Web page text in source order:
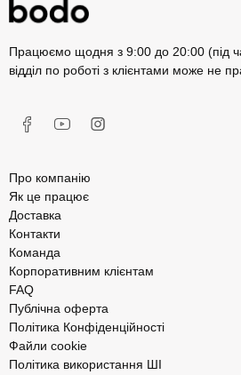
Працюємо щодня з 9:00 до 20:00 (під
відділ по роботі з клієнтами може не
Про компанію
Як це працює
Доставка
Контакти
Команда
Корпоративним клієнтам
FAQ
Публічна оферта
Політика Конфіденційності
Файли cookie
Політика використання ШІ